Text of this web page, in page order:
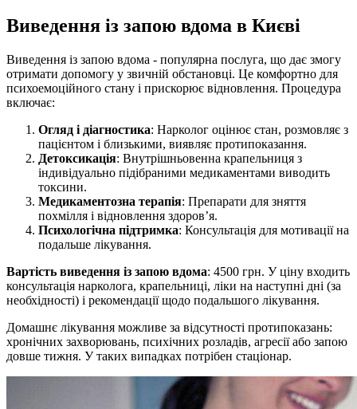
Виведення із запою вдома в Києві
Виведення із запою вдома - популярна послуга, що дає змогу
отримати допомогу у звичній обстановці. Це комфортно для
психоемоційного стану і прискорює відновлення. Процедура
включає:
Огляд і діагностика: Нарколог оцінює стан, розмовляє з
пацієнтом і близькими, виявляє протипоказання.
Детоксикація: Внутрішньовенна крапельниця з
індивідуально підібраними медикаментами виводить
токсини.
Медикаментозна терапія: Препарати для зняття
похмілля і відновлення здоров’я.
Психологічна підтримка: Консультація для мотивації на
подальше лікування.
Вартість виведення із запою вдома: 4500 грн. У ціну входить
консультація нарколога, крапельниці, ліки на наступні дні (за
необхідності) і рекомендації щодо подальшого лікування.
Домашнє лікування можливе за відсутності протипоказань:
хронічних захворювань, психічних розладів, агресії або запою
довше тижня. У таких випадках потрібен стаціонар.